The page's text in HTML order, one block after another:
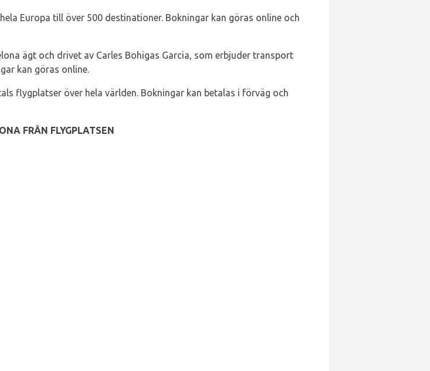
Europa till över 500 destinationer. Bokningar kan göras online och
ägt och drivet av Carles Bohigas Garcia, som erbjuder transport
kan göras online.
flygplatser över hela världen. Bokningar kan betalas i förväg och
FRÅN FLYGPLATSEN